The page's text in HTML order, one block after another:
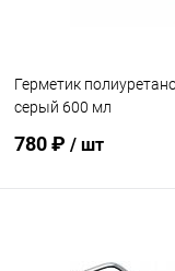
Герметик
серый 600 мл
780 ₽ / шт